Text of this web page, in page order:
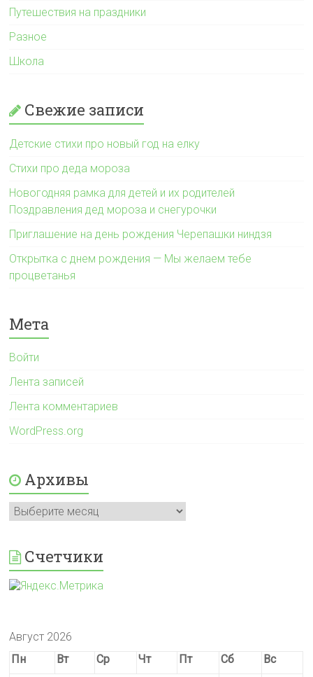
Путешествия на праздники
Разное
Школа
Свежие записи
Детские стихи про новый год на елку
Стихи про деда мороза
Новогодняя рамка для детей и их родителей
Поздравления дед мороза и снегурочки
Приглашение на день рождения Черепашки ниндзя
Открытка с днем рождения — Мы желаем тебе
процветанья
Мета
Войти
Лента записей
Лента комментариев
WordPress.org
Архивы
Архивы
Счетчики
Август 2026
Пн
Вт Ср Чт Пт Сб
Вс